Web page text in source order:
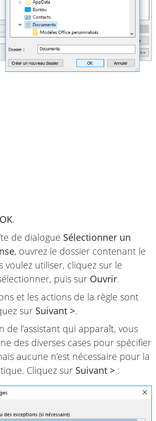
OK.
de dialogue Sélectionner un
, ouvrez le dossier contenant le
voulez utiliser, cliquez sur le
puis sur Ouvrir.
et les actions de la règle sont
sur Suivant >.
de l’assistant qui apparaît, vous
des diverses cases pour spécifier
aucune n’est nécessaire pour la
Cliquez sur Suivant > :